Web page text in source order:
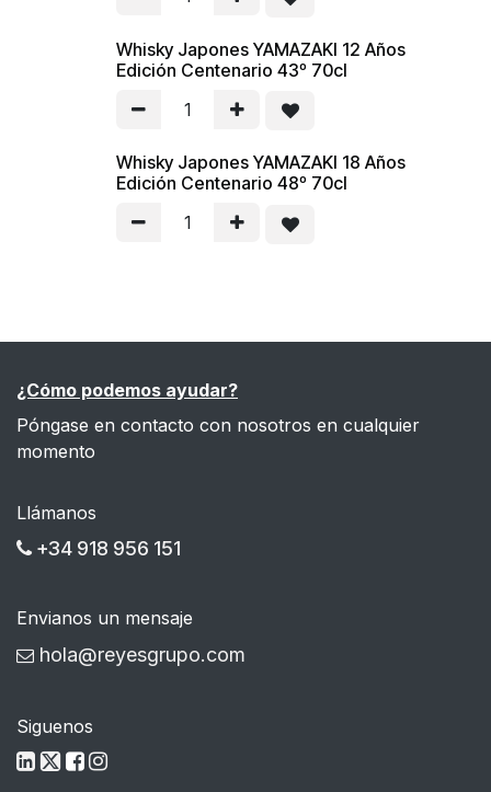
Whisky Japones YAMAZAKI 12 Años
Edición Centenario 43º 70cl
Whisky Japones YAMAZAKI 18 Años
Edición Centenario 48º 70cl
¿Cómo podemos ayudar?
Póngase en contacto con nosotros en cualquier
momento
Llámanos
+34 918 956 151
Envianos un mensaje
hola@reyesgrupo.com
Siguenos